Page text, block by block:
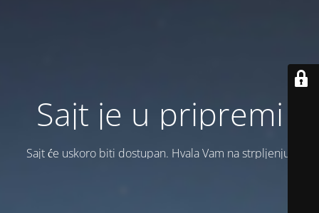
Sajt je u pripremi
Sajt će uskoro biti dostupan. Hvala Vam na strpljenju!